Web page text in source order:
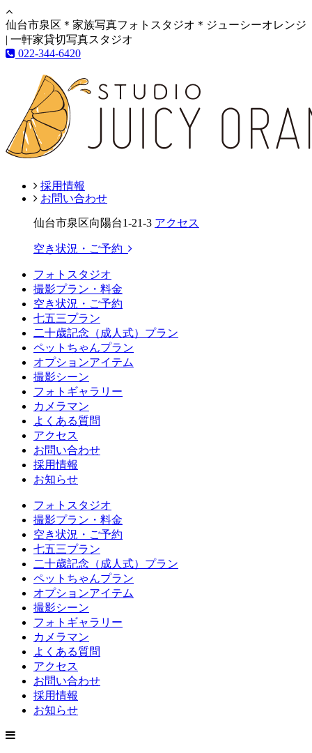
仙台市泉区＊家族写真フォトスタジオ＊ジューシーオレンジ
| 一軒家貸切写真スタジオ
022-344-6420
採用情報
お問い合わせ
仙台市泉区向陽台1-21-3 アクセス
空き状況・ご予約
フォトスタジオ
撮影プラン・料金
空き状況・ご予約
七五三プラン
二十歳記念（成人式）プラン
ペットちゃんプラン
オプションアイテム
撮影シーン
フォトギャラリー
カメラマン
よくある質問
アクセス
お問い合わせ
採用情報
お知らせ
フォトスタジオ
撮影プラン・料金
空き状況・ご予約
七五三プラン
二十歳記念（成人式）プラン
ペットちゃんプラン
オプションアイテム
撮影シーン
フォトギャラリー
カメラマン
よくある質問
アクセス
お問い合わせ
採用情報
お知らせ